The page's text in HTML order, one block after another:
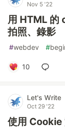
Nov 5 '22
用 HTML 的
拍照、錄影
#webdev #
10
Let's Write
Oct 29 '22
使用 Cookie